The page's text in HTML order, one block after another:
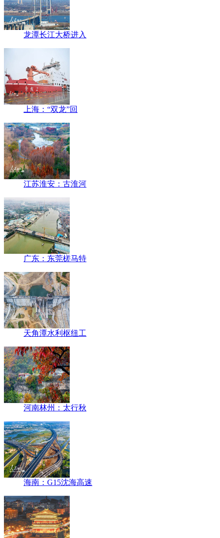
龙潭长江大桥进入
上海：“双龙”回
江苏淮安：古淮河
广东：东莞槎马特
天角潭水利枢纽工
河南林州：太行秋
海南：G15沈海高速